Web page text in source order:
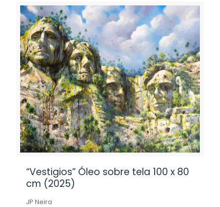
“Vestigios” Óleo sobre tela 100 x 80
cm (2025)
JP Neira